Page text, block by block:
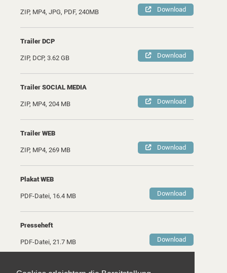
ZIP, MP4, JPG, PDF, 240MB Download
Trailer DCP
ZIP, DCP, 3.62 GB Download
Trailer SOCIAL MEDIA
ZIP, MP4, 204 MB Download
Trailer WEB
ZIP, MP4, 269 MB Download
Plakat WEB
PDF-Datei, 16.4 MB Download
Presseheft
PDF-Datei, 21.7 MB Download